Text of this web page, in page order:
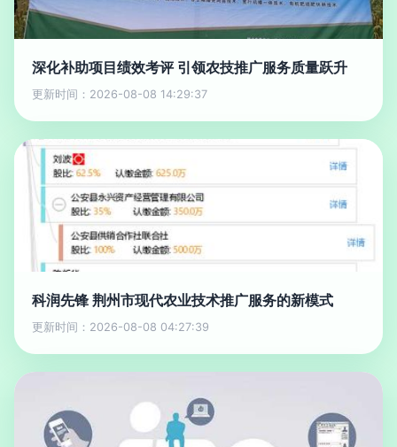
深化补助项目绩效考评 引领农技推广服务质量跃升
更新时间：2026-08-08 14:29:37
科润先锋 荆州市现代农业技术推广服务的新模式
更新时间：2026-08-08 04:27:39